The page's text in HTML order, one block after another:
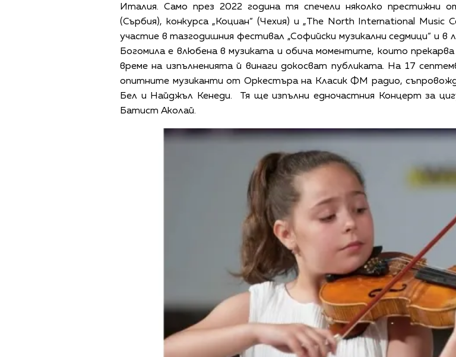
Италия. Само през 2022 година тя спечели няколко престижни
(Сърбия), конкурса „Коциан“ (Чехия) и „The North International
участие в тазгодишния фестивал „Софийски музикални седмици“ и в
Богомила е влюбена в музиката и обича моментите, които
време на изпълненията й винаги докосват публиката. На 17
опитните музиканти от Оркестъра на Класик ФМ радио,
Бел и Найджъл Кенеди. Тя ще изпълни едночастния Концерт за
Батист Аколай.